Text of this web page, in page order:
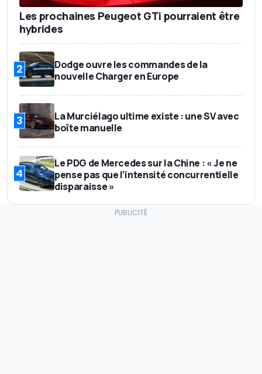
Les prochaines Peugeot GTi pourraient être
hybrides
2
Dodge ouvre les commandes de la
nouvelle Charger en Europe
3
La Murciélago ultime existe : une SV avec
boîte manuelle
4
Le PDG de Mercedes sur la Chine : « Je ne
pense pas que l’intensité concurrentielle
disparaisse »